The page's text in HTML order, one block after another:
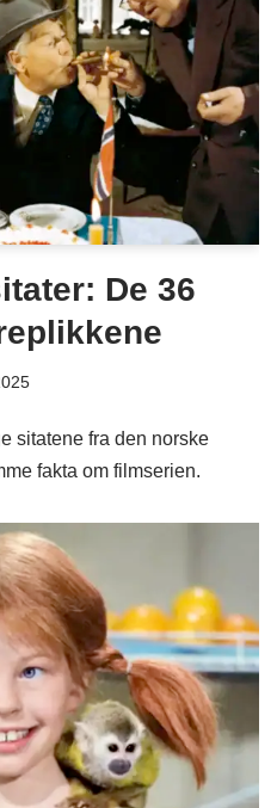
De 36
sitatene fra den norske
fakta om filmserien.